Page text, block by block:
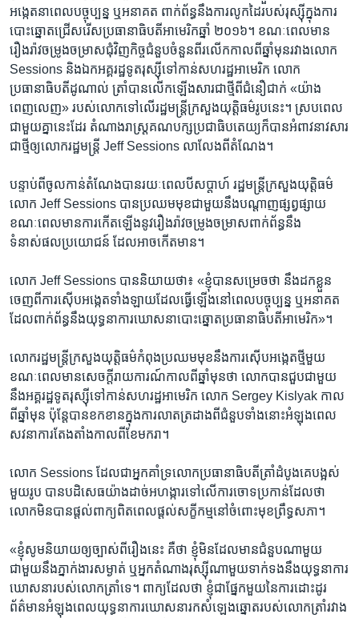
អង្កេត​នា​ពេល​បច្ចុប្បន្ន ឬ​អនាគត ​ពាក់ព័ន្ធ​នឹង​ការ​លូកដៃ​របស់​រុស្ស៊ី​ក្នុង​ការ​
បោះឆ្នោត​ជ្រើសរើស​ប្រធានាធិបតី​អាមេរិក​ឆ្នាំ ២០១៦។ ខណៈពេល​មាន​
រឿងរ៉ាវ​ចម្រូងចម្រាស​ជុំវិញ​កិច្ចជំនួប​ចំនួនពីរលើក​កាល​ពី​ឆ្នាំ​មុន​រវាង​លោក
Sessions និង​ឯកអគ្គរដ្ឋទូត​រុស្ស៊ី​ទៅ​កាន់​សហរដ្ឋអាមេរិក​ លោក​
ប្រធានាធិបតី​ដូណាល់ ត្រាំ​បាន​លើកឡើង​សារជាថ្មី​ពី​ជំនឿជាក់ «យ៉ាង
ពេញលេញ» របស់​លោក​ទៅ​លើ​រដ្ឋមន្រ្តី​ក្រសួងយុត្តិធម៌​រូប​នេះ។ ស្រប​ពេល​
ជាមួយ​គ្នា​នេះ​ដែរ តំណាងរាស្រ្ត​គណបក្ស​ប្រជាធិបតេយ្យ​ក៏​បាន​អំពាវនាវ​សារ
ជាថ្មី​ឲ្យ​លោក​រដ្ឋមន្រ្តី​ Jeff Sessions លាលែង​ពី​តំណែង។
បន្ទាប់​ពី​ចូលកាន់​តំណែង​បាន​រយៈពេល​បី​សប្តាហ៍ រដ្ឋមន្រ្តី​ក្រសួងយុត្តិធម៌​
លោក Jeff Sessions បាន​ប្រឈម​មុខ​ជាមួយ​នឹង​បណ្តាញផ្សព្វផ្សាយ​
ខណៈពេល​មាន​ការ​កើត​ឡើង​នូវ​រឿងរ៉ាវ​ចម្រូងចម្រាស​ពាក់ព័ន្ធ​នឹង​
ទំនាស់ផលប្រយោជន៍​ ដែល​អាច​កើត​មាន។
លោក Jeff Sessions បាន​និយាយ​ថា៖ «ខ្ញុំ​បាន​សម្រេចថា នឹង​ដក​ខ្លួន​
ចេញ​ពី​ការ​ស៊ើបអង្កេតទាំងឡាយ​ដែល​ធ្វើ​ឡើង​នៅ​ពេល​បច្ចុប្បន្ន ឬអនាគត​
ដែល​ពាក់ព័ន្ធ​នឹង​យុទ្ធនាការ​ឃោសនា​បោះឆ្នោត​ប្រធានាធិបតី​អាមេរិក»។
លោករដ្ឋមន្រ្តី​ក្រសួងយុត្តិធម៌​កំពុង​ប្រឈម​មុខ​នឹង​ការ​ស៊ើបអង្កេត​ថ្មី​មួយ​
ខណៈពេល​មាន​សេចក្តីរាយការណ៍កាល​ពី​ឆ្នាំ​មុន​ថា លោក​បាន​ជួប​ជាមួយ​
នឹង​អគ្គរដ្ឋទូត​រុស្ស៊ី​ទៅ​កាន់​សហរដ្ឋអាមេរិក​ លោក Sergey Kislyak កាល​
ពី​ឆ្នាំ​មុន ប៉ុន្តែ​បាន​ខកខាន​ក្នុង​ការ​លាតត្រដាង​ពី​ជំនួបទាំងនោះ​អំឡុងពេល​
សវនាការ​តែងតាំង​កាល​ពី​ខែ​មករា។
​លោក Sessions ដែល​ជា​អ្នកគាំទ្រ​លោក​ប្រធានាធិបតី​ត្រាំ​ដំបូង​គេ​បង្អស់​
មួយ​រូប បាន​បដិសេធ​យ៉ាង​ដាច់​អហង្ការ​ទៅ​លើ​ការ​ចោទប្រកាន់​ដែល​ថា
លោក​មិនបាន​ផ្តល់​ពាក្យ​ពិត​ពេល​ផ្តល់​សក្ខីកម្ម​នៅ​ចំពោះ​មុខ​ព្រឹទ្ធសភា។
«ខ្ញុំ​សូម​និយាយ​ឲ្យ​ច្បាស់​ពី​រឿង​នេះ គឺ​ថា ខ្ញុំ​មិនដែល​មាន​ជំនួប​ណាមួយ​
ជាមួយ​នឹង​ភ្នាក់ងារ​សម្ងាត់​ ឬ​អ្នកតំណាង​រុស្ស៊ី​ណាមួយ​ទាក់ទង​នឹង​យុទ្ធនាការ​
ឃោសនា​របស់​លោក​ត្រាំ​ទេ។ ពាក្យ​ដែល​ថា ខ្ញុំ​ជា​ផ្នែក​មួយ​នៃ​ការ​ដោះដូរ​
ព័ត៌មាន​អំឡុងពេលយុទ្ធនាការ​ឃោសនា​រក​សំឡេង​ឆ្នោត​របស់​លោក​ត្រាំ​រវាង​